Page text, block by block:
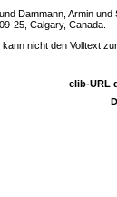
und Dammann, Armin und
25, Calgary, Canada.
nicht den Volltext
elib-URL